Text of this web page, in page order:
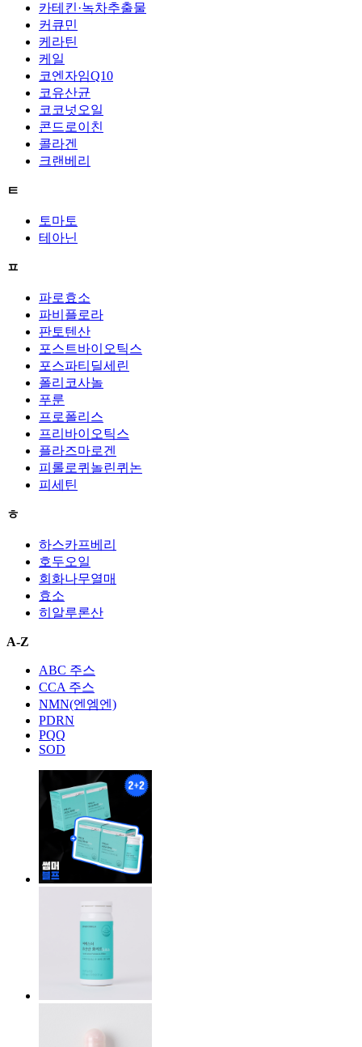
카테킨·녹차추출물
커큐민
케라틴
케일
코엔자임Q10
코유산균
코코넛오일
콘드로이친
콜라겐
크랜베리
ㅌ
토마토
테아닌
ㅍ
파로효소
파비플로라
판토텐산
포스트바이오틱스
포스파티딜세린
폴리코사놀
푸룬
프로폴리스
프리바이오틱스
플라즈마로겐
피롤로퀴놀린퀴논
피세틴
ㅎ
하스카프베리
호두오일
회화나무열매
효소
히알루론산
A-Z
ABC 주스
CCA 주스
NMN(엔엠엔)
PDRN
PQQ
SOD